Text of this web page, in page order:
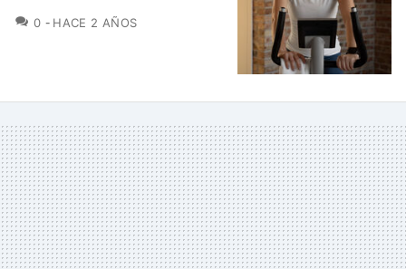
0 COMENTARIOS
HACE 2 AÑOS